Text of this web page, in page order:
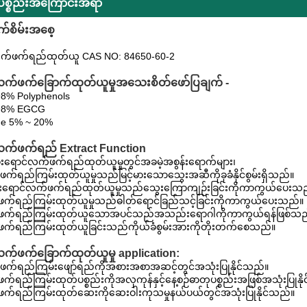
စည်းအကြောင်းအရာ
မ်းအစေ့
ဖက်ရည်ထုတ်ယူ CAS NO: 84650-60-2
က်ဖက်ခြောက်ထုတ်ယူမှုအသေးစိတ်ဖော်ပြချက် -
Polyphenols
EGCG
5% ~ 20%
က်ဖက်ရည် Extract Function
းရောင်လက်ဖက်ရည်ထုတ်ယူမှုတွင်အခမဲ့အစွန်းရောက်များ၊
က်ရည်ကြမ်းထုတ်ယူမှုသည်မြင့်မားသောသွေးအဆီကိုခုခံနိုင်စွမ်းရှိသည်။
ရောင်လက်ဖက်ရည်ထုတ်ယူမှုသည်သွေးကြောကျဉ်းခြင်းကိုကာကွယ်ပေးသ
က်ရည်ကြမ်းထုတ်ယူမှုသည်ဓါတ်ရောင်ခြည်သင့်ခြင်းကိုကာကွယ်ပေးသည်။
က်ရည်ကြမ်းထုတ်ယူသောအပင်သည်အသည်းရောဂါကိုကာကွယ်ရန်ဖြစ်သ
က်ရည်ကြမ်းထုတ်ယူခြင်းသည်ကိုယ်ခံစွမ်းအားကိုတိုးတက်စေသည်။
က်ဖက်ခြောက်ထုတ်ယူမှု application:
က်ရည်ကြမ်းဖျော်ရည်ကိုအစားအစာအဆင့်တွင်အသုံးပြုနိုင်သည်။
ရည်ကြမ်းထုတ်ပစ္စည်းကိုအလှကုန်နှင့်နေ့စဉ်ဓာတုပစ္စည်းအဖြစ်အသုံးပြု
က်ရည်ကြမ်းထုတ်ဆေးကိုဆေးဝါးကုသမှုနယ်ပယ်တွင်အသုံးပြုနိုင်သည်။